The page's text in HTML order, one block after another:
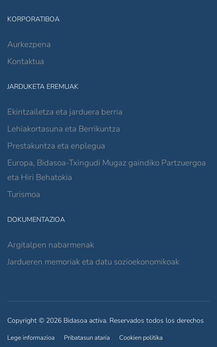
KORPORATIBOA
Aurkezpena
Kontaktua
JARDUKETA EREMUAK
Ekintzailetza eta jarduera berria
Lehiakortasuna eta Berrikuntza
Prestakuntza eta enplegua
Europa, Bidasoa-Txingudi Mugaz gaindiko Partzuergoa
eta Hiri Behatokia
Turismoa
DOKUMENTAZIOA
Argitalpen nabarmenak
Jardueren memoriak eta datu sozioekonomikoak
Copyright © 2026 Bidasoa activa. Reservados todos los derechos
Lege informazioa Pribatasun ataria Cookien politika